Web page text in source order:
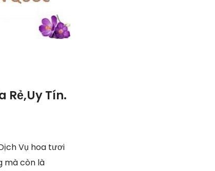
Rẻ,Uy Tín.
Vụ hoa tươi
mà còn là